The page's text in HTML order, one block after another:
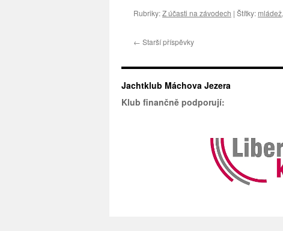
Rubriky:Z účasti na závodech | Štítky: mládež,
← Starší příspěvky
Jachtklub Máchova Jezera
Klub finančně podporují: